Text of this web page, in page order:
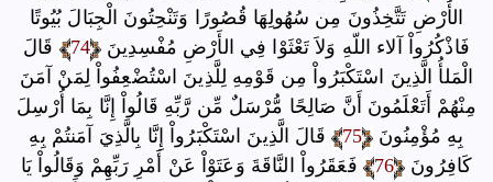
الأَرْضِ تَتَّخِذُونَ مِن سُهُولِهَا قُصُورًا وَتَنْحِتُونَ الْجِبَالَ بُيُوتًا
فَاذْكُرُواْ آلاء اللّهِ وَلاَ تَعْثَوْا فِي الأَرْضِ مُفْسِدِينَ 74
قَالَ
الْمَلأُ الَّذِينَ اسْتَكْبَرُواْ مِن قَوْمِهِ لِلَّذِينَ اسْتُضْعِفُواْ لِمَنْ آمَنَ
مِنْهُمْ أَتَعْلَمُونَ أَنَّ صَالِحًا مُّرْسَلٌ مِّن رَّبِّهِ قَالُواْ إِنَّا بِمَا أُرْسِلَ
بِهِ مُؤْمِنُونَ
75
قَالَ الَّذِينَ اسْتَكْبَرُواْ إِنَّا بِالَّذِيَ آمَنتُمْ بِهِ
كَافِرُونَ
76
فَعَقَرُواْ النَّاقَةَ وَعَتَوْاْ عَنْ أَمْرِ رَبِّهِمْ وَقَالُواْ يَا